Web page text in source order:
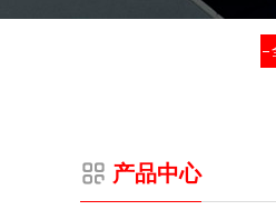
产品中心